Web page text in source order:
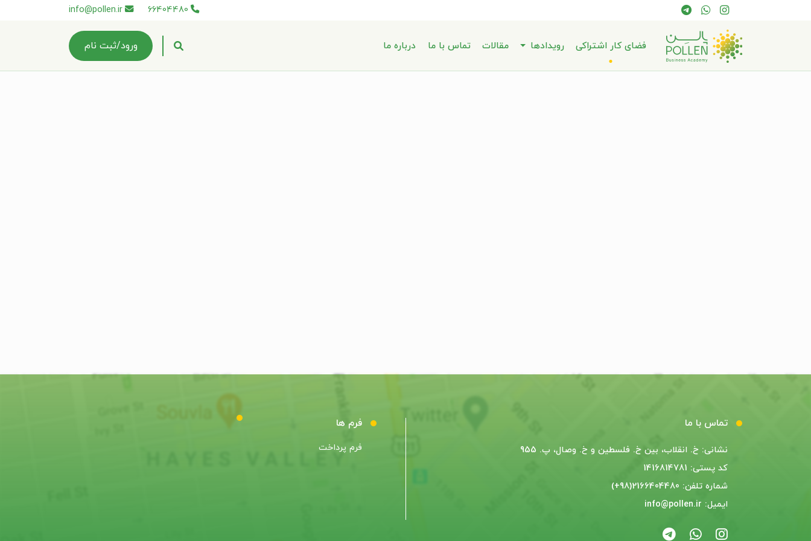
66404480
info@pollen.ir
فضای کار اشتراکی رویدادها مقالات تماس با ما درباره ما ورود/ثبت نام
تماس با ما
نشانی: خ. انقلاب، بین خ. فلسطین و خ. وصال، پ. 955
کد پستی: 1416814781
شماره تلفن: 2166404480(98+)
ایمیل: info@pollen.ir
فرم ها
فرم پرداخت